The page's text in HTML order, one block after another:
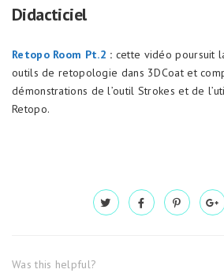
Didacticiel
Retopo Room Pt.2 : cette vidéo poursuit
outils de retopologie dans 3DCoat et
démonstrations de l’outil Strokes et de
Retopo.
Was this helpful?